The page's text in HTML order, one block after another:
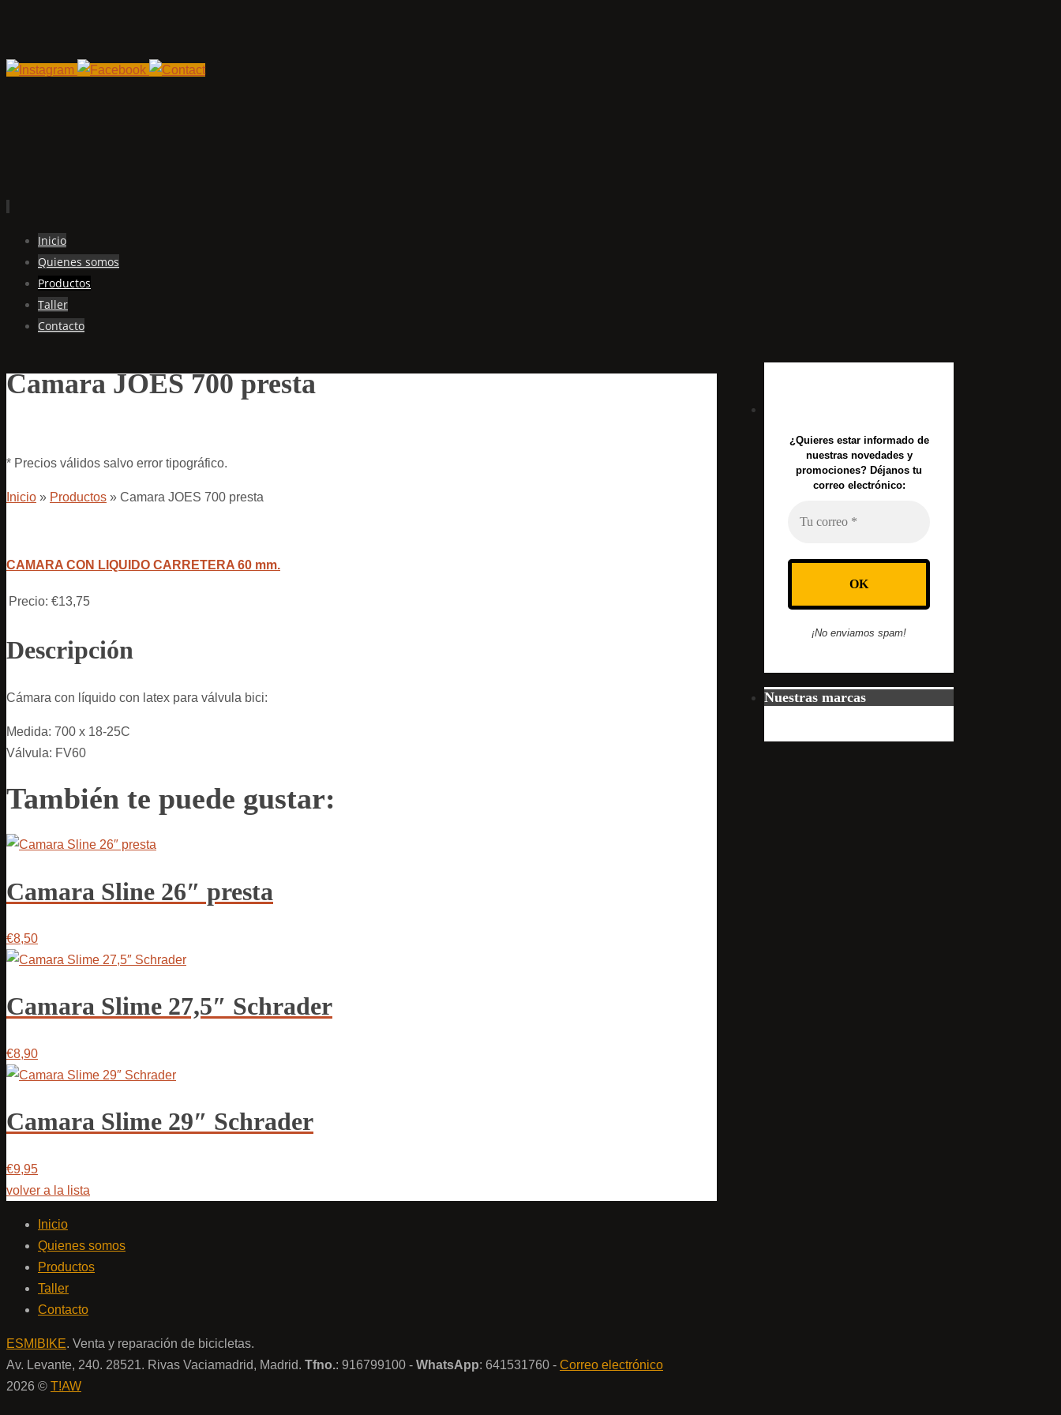
contenido
Inicio
Quienes somos
Productos
Taller
Contacto
Camara JOES 700 presta
* Precios válidos salvo error tipográfico.
Inicio » Productos » Camara JOES 700 presta
CAMARA CON LIQUIDO CARRETERA 60 mm.
Precio: €13,75
Descripción
Cámara con líquido con latex para válvula bici:
Medida: 700 x 18-25C
Válvula: FV60
También te puede gustar:
Camara Sline 26″ presta
€8,50
Camara Slime 27,5″ Schrader
€8,90
Camara Slime 29″ Schrader
€9,95
volver a la lista
¿Quieres estar informado de
nuestras novedades y
promociones? Déjanos tu
correo electrónico:
¡No enviamos spam!
Nuestras marcas
Inicio
Quienes somos
Productos
Taller
Contacto
ESMIBIKE. Venta y reparación de bicicletas.
Av. Levante, 240. 28521. Rivas Vaciamadrid, Madrid. Tfno.: 916799100 - WhatsApp: 641531760 - Correo electrónico
2026 © T!AW